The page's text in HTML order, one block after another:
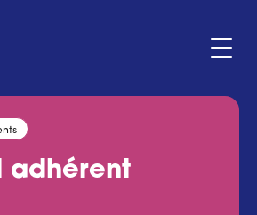
adhérent
adhérent